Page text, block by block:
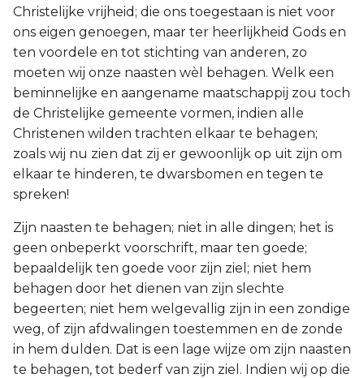
Christelijke vrijheid; die ons toegestaan is niet voor
ons eigen genoegen, maar ter heerlijkheid Gods en
ten voordele en tot stichting van anderen, zo
moeten wij onze naasten wèl behagen. Welk een
beminnelijke en aangename maatschappij zou toch
de Christelijke gemeente vormen, indien alle
Christenen wilden trachten elkaar te behagen;
zoals wij nu zien dat zij er gewoonlijk op uit zijn om
elkaar te hinderen, te dwarsbomen en tegen te
spreken!
Zijn naasten te behagen; niet in alle dingen; het is
geen onbeperkt voorschrift, maar ten goede;
bepaaldelijk ten goede voor zijn ziel; niet hem
behagen door het dienen van zijn slechte
begeerten; niet hem welgevallig zijn in een zondige
weg, of zijn afdwalingen toestemmen en de zonde
in hem dulden. Dat is een lage wijze om zijn naasten
te behagen, tot bederf van zijn ziel. Indien wij op die